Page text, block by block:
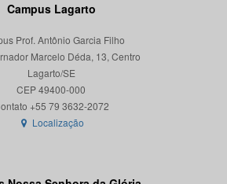
Campus Lagarto
Prof. Antônio Garcia Filho
Marcelo Déda, 13, Centro
Lagarto/SE
CEP 49400-000
Localização